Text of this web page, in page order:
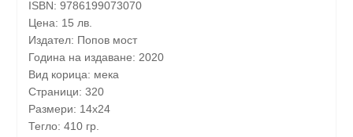
ISBN: 9786199073070
Цена: 15 лв.
Издател: Попов мост
Година на издаване: 2020
Вид корица: мека
Страници: 320
Размери: 14х24
Тегло: 410 гр.